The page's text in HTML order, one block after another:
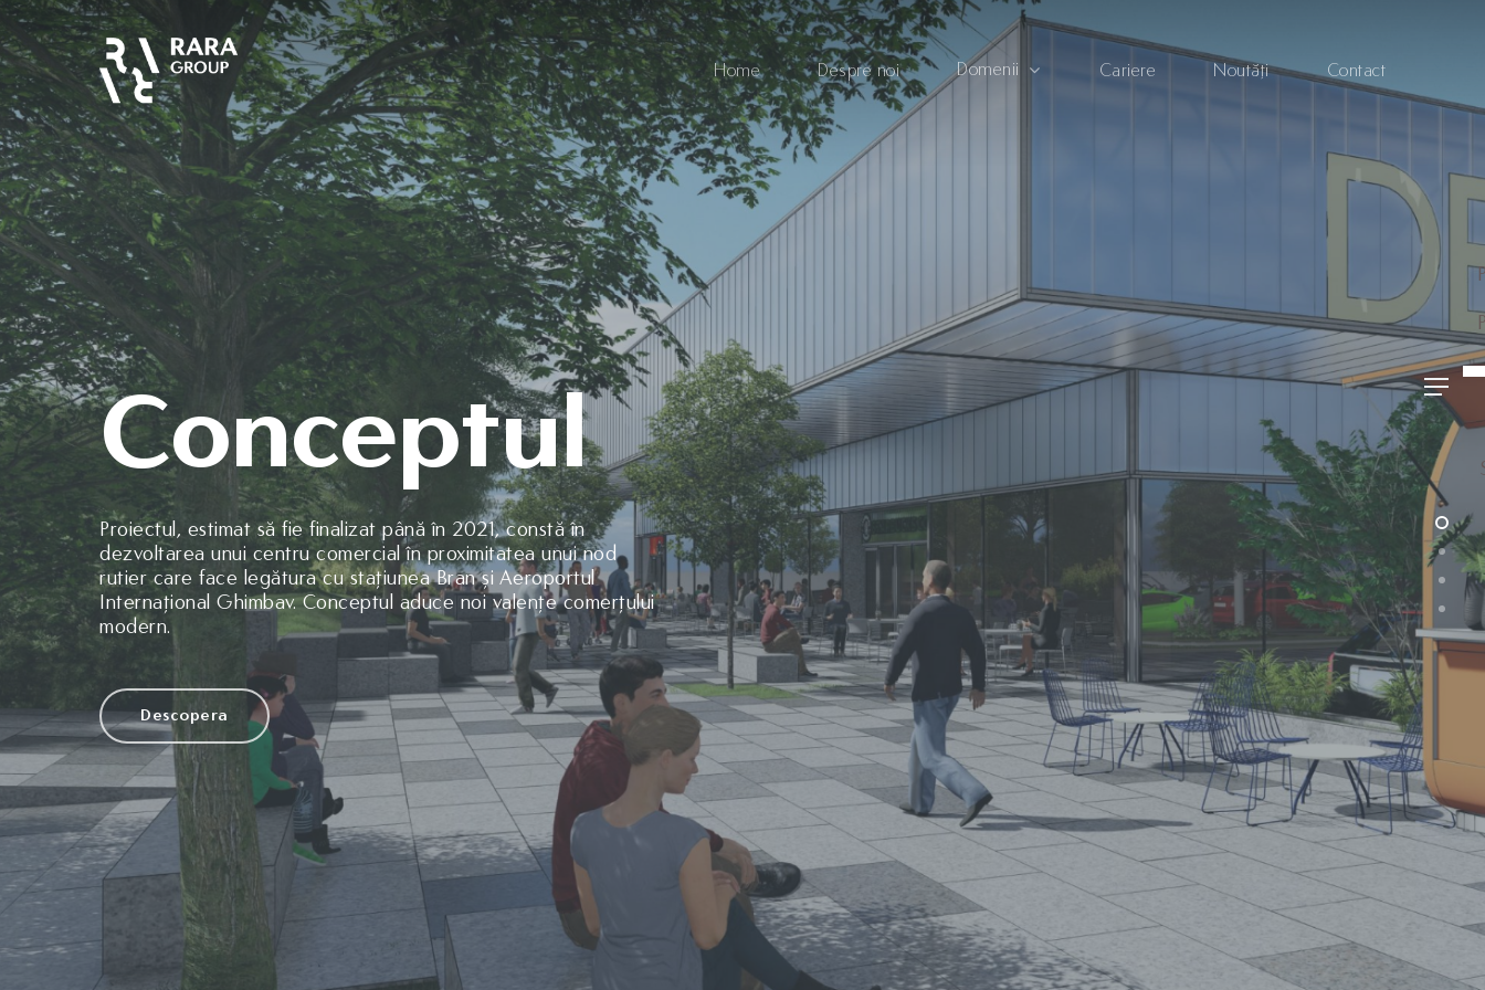
Home Despre noi Domenii Cariere Noutăți Contact
Conceptul
Proiectul, estimat să fie finalizat până în 2021, constă în
dezvoltarea unui centru comercial în proximitatea unui nod
rutier care face legătura cu stațiunea Bran și Aeroportul
Internațional Ghimbav. Conceptul aduce noi valențe comerțului
modern.
Descopera
Contact
(+40) 368 450 127
(+40) 268 316 312
Strada Hermann Oberth, nr. 8,
Brașov, RO